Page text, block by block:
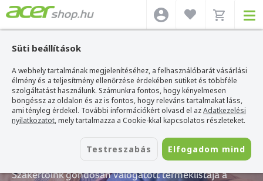
Süti beállítások
A webhely tartalmának megjelenítéséhez, a felhasználóbarát vásárlási
élmény és a teljesítmény ellenőrzése érdekében sütiket és többféle
szolgáltatást használunk. Számunkra fontos, hogy kényelmesen
böngéssz az oldalon és az is fontos, hogy releváns tartalmakat láss,
ami tényleg érdekel. További információkért olvasd el azAdatkezelési
nyilatkozatot, mely tartalmazza a Cookie-kkal kapcsolatos részleteket.
Testreszabás Elfogadom mind
A hónap ajánlatai
— Augusztus
Szakértőink gondosan válogatott terméklistája a